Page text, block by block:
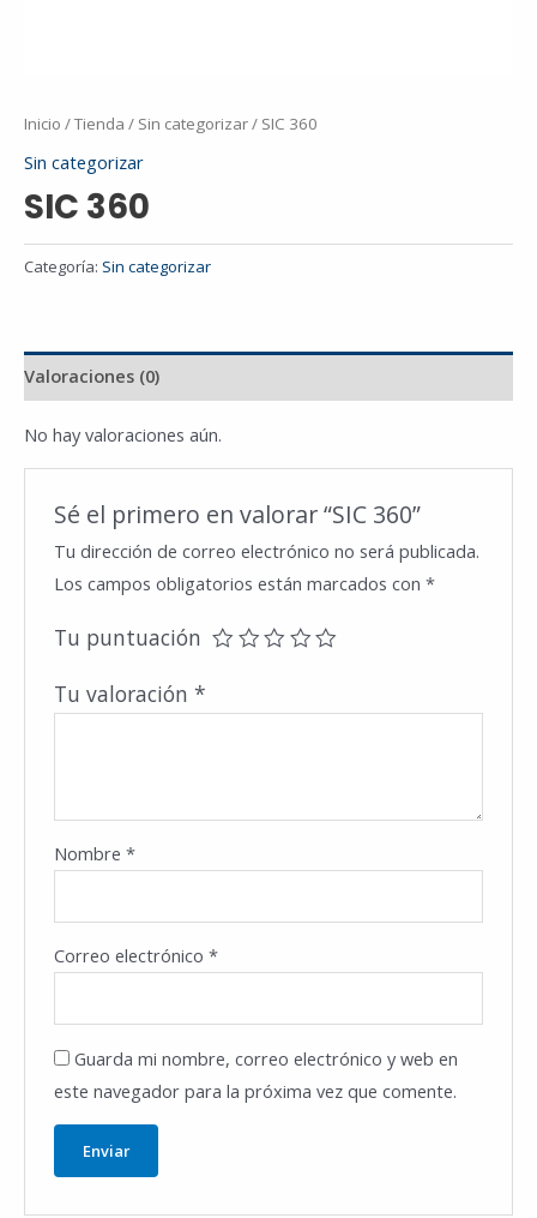
Inicio /Tienda / Sin categorizar/ SIC 360
Sin categorizar
SIC 360
Categoría: Sin categorizar
Valoraciones (0)
No hay valoraciones aún.
Sé el primero en valorar “SIC 360”
Tu dirección de correo electrónico no será publicada.
Los campos obligatorios están marcados con*
Tu puntuación
Tu valoración*
Nombre*
Correo electrónico*
Guarda mi nombre, correo electrónico y web en
este navegador para la próxima vez que comente.